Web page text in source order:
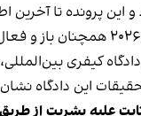
و این پرونده تا
تحقیقات این دادگاه
علیه بشریت از طریق